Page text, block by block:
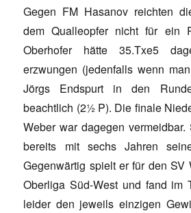
Gegen FM Hasanov reichten
dem Qualleopfer nicht für ein
Oberhofer hätte 35.Txe5
erzwungen (jedenfalls wenn
Jörgs Endspurt in den
beachtlich (2½ P). Die finale
Weber war dagegen
bereits mit sechs Jahren
Gegenwärtig spielt er für den SV
Oberliga Süd-West und fand im
leider den jeweils einzigen